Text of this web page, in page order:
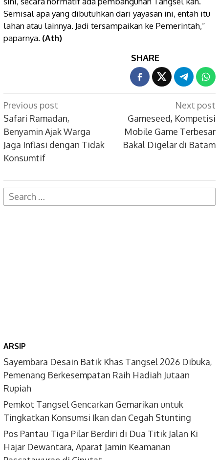
Semisal apa yang dibutuhkan dari yayasan ini, entah itu
lahan atau lainnya. Jadi tersampaikan ke Pemerintah,”
paparnya. (Ath)
SHARE
Post
navigation
Previous post
Safari Ramadan,
Benyamin Ajak Warga
Jaga Inflasi dengan Tidak
Konsumtif
Next post
Gameseed, Kompetisi
Mobile Game Terbesar
Bakal Digelar di Batam
Search
for:
ARSIP
Sayembara Desain Batik Khas Tangsel 2026 Dibuka,
Pemenang Berkesempatan Raih Hadiah Jutaan
Rupiah
Pemkot Tangsel Gencarkan Gemarikan untuk
Tingkatkan Konsumsi Ikan dan Cegah Stunting
Pos Pantau Tiga Pilar Berdiri di Dua Titik Jalan Ki
Hajar Dewantara, Aparat Jamin Keamanan